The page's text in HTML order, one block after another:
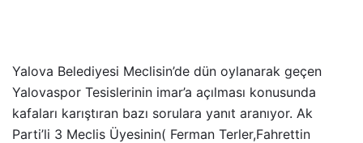
Yalova Belediyesi Meclisin’de dün oylanarak geçen
Yalovaspor Tesislerinin imar’a açılması konusunda
kafaları karıştıran bazı sorulara yanıt aranıyor. Ak
Parti’li 3 Meclis Üyesinin( Ferman Terler,Fahrettin